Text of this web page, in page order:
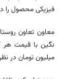
فیزیکی محصول را
معاون تعاون
میلیون تومان در